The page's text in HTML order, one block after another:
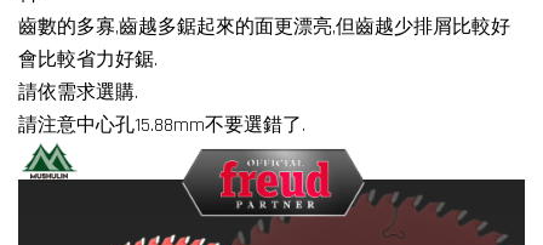
齒數的多寡,齒越多鋸起來的面更漂亮,但齒越少排屑比較好
會比較省力好鋸.
請依需求選購.
請注意中心孔15.88mm不要選錯了.